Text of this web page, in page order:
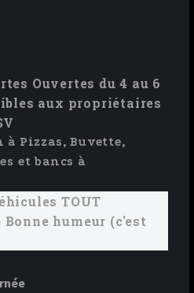
Ouvertes du 4 au 6
aux propriétaires
à Pizzas, Buvette,
et bancs à
TOUT
humeur (c'est